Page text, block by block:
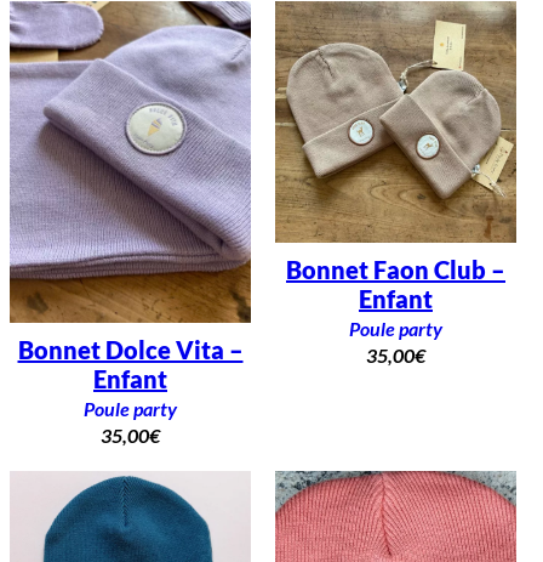
Bonnet Dolce Vita –
Enfant
Poule party
35,00€
Bonnet Faon Club –
Enfant
Poule party
35,00€